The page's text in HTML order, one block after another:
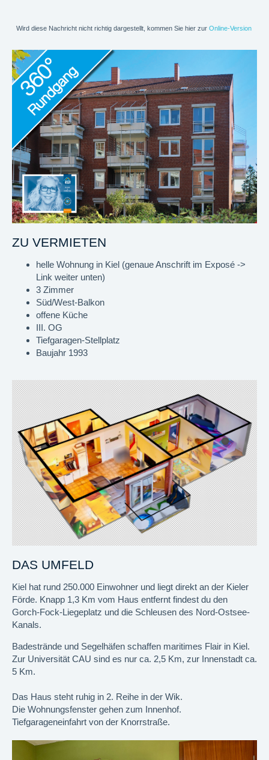
Wird diese Nachricht nicht richtig dargestellt, kommen Sie hier zur Online-Version
ZU VERMIETEN
helle Wohnung in Kiel (genaue Anschrift im Exposé ->
Link weiter unten)
3 Zimmer
Süd/West-Balkon
offene Küche
III. OG
Tiefgaragen-Stellplatz
Baujahr 1993
DAS UMFELD
Kiel hat rund 250.000 Einwohner und liegt direkt an der Kieler
Förde. Knapp 1,3 Km vom Haus entfernt findest du den
Gorch-Fock-Liegeplatz und die Schleusen des Nord-Ostsee-
Kanals.
Badestrände und Segelhäfen schaffen maritimes Flair in Kiel.
Zur Universität CAU sind es nur ca. 2,5 Km, zur Innenstadt ca.
5 Km.
Das Haus steht ruhig in 2. Reihe in der Wik.
Die Wohnungsfenster gehen zum Innenhof.
Tiefgarageneinfahrt von der Knorrstraße.